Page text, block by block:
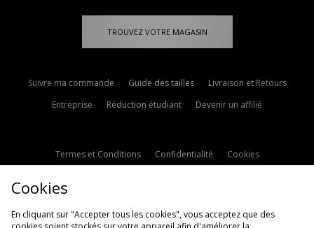
TROUVEZ VOTRE MAGASIN
Suivre ma commande Guide des tailles
Livraison et Retours
Entreprise
Réduction étudiant Devenir un affilié
Termes et Conditions Confidentialité
Cookies
Politique d'avis en ligne
Cookies
En cliquant sur "Accepter tous les cookies", vous acceptez que des